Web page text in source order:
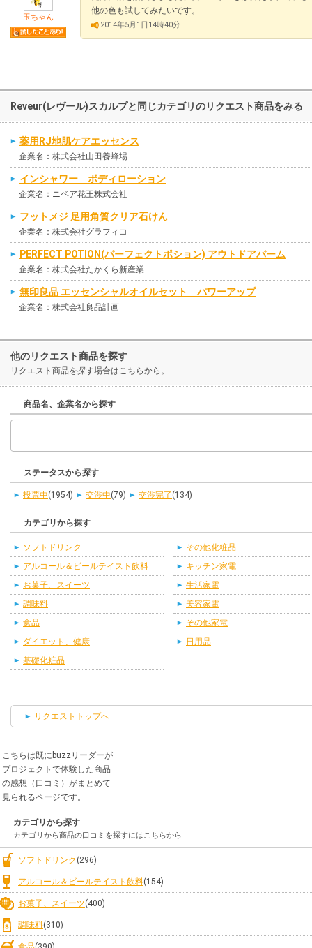
玉ちゃん
他の色も試してみたいです。
2014年5月1日14時40分
Reveur(レヴール)スカルプと同じカテゴリのリクエスト商品をみる
薬用RJ地肌ケアエッセンス
企業名：株式会社山田養蜂場
インシャワー ボディローション
企業名：ニベア花王株式会社
フットメジ 足用角質クリア石けん
企業名：株式会社グラフィコ
PERFECT POTION(パーフェクトポション) アウトドアバーム
企業名：株式会社たかくら新産業
無印良品 エッセンシャルオイルセット パワーアップ
企業名：株式会社良品計画
他のリクエスト商品を探す
リクエスト商品を探す場合はこちらから。
商品名、企業名から探す
ステータスから探す
投票中(1954) 交渉中(79) 交渉完了 (134)
カテゴリから探す
ソフトドリンク
アルコール＆ビールテイスト飲料
お菓子、スイーツ
調味料
食品
ダイエット、健康
基礎化粧品
その他化粧品
キッチン家電
生活家電
美容家電
その他家電
日用品
リクエストトップへ
こちらは既にbuzzリーダーが
プロジェクトで体験した商品
の感想（口コミ）がまとめて
見られるページです。
カテゴリから探す
カテゴリから商品の口コミを探すにはこちらから
ソフトドリンク (296)
アルコール＆ビールテイスト飲料(154)
お菓子、スイーツ(400)
調味料(310)